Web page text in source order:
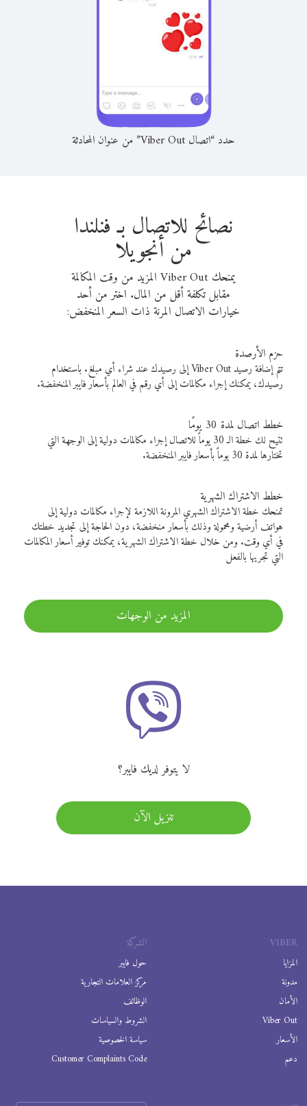
حدد “اتصال Viber Out” من عنوان المحادثة
نصائح للاتصال بـ فنلندا
من أنجويلا
يمنحك Viber Out المزيد من وقت المكالمة
مقابل تكلفة أقل من المال. اختر من أحد
خيارات الاتصال المرنة ذات السعر المنخفض:
حزم الأرصدة
تتم إضافة رصيد Viber Out إلى رصيدك عند شراء أي مبلغ. باستخدام
رصيدك، يمكنك إجراء مكالمات إلى أي رقم في العالم بأسعار فايبر المنخفضة.
خطط اتصال لمدة 30 يومًا
تتيح لك خطة الـ 30 يوماً للاتصال إجراء مكالمات دولية إلى الوجهة التي
تختارها لمدة 30 يوماً بأسعار فايبر المنخفضة.
خطط الاشتراك الشهرية
تمنحك خطة الاشتراك الشهري المرونة اللازمة لإجراء مكالمات دولية إلى
هواتف أرضية ومحمولة وذلك بأسعار منخفضة، دون الحاجة إلى تجديد خطتك
في أي وقت. ومن خلال خطة الاشتراك الشهرية، يمكنك توفير أسعار المكالمات
التي تجريها بالفعل
المزيد من الوجهات
لا يتوفر لديك فايبر؟
تنزيل الآن
VIBER
المزايا
مدونة
الأمان
Viber Out
الأسعار
دعم
الشركة
حول فايبر
مركز العلامات التجارية
الوظائف
الشروط والسياسات
سياسة الخصوصية
Customer Complaints Code